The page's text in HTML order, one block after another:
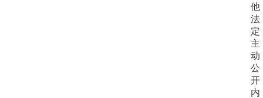
他
法
定
主
动
公
开
内